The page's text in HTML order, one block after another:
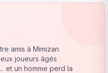
amis à Mimizan
joueurs âgés
et un homme perd la